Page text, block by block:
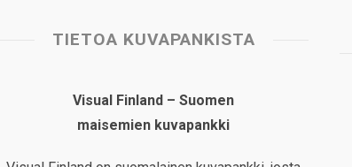
TIETOA KUVAPANKISTA
Visual Finland – Suomen
maisemien kuvapankki